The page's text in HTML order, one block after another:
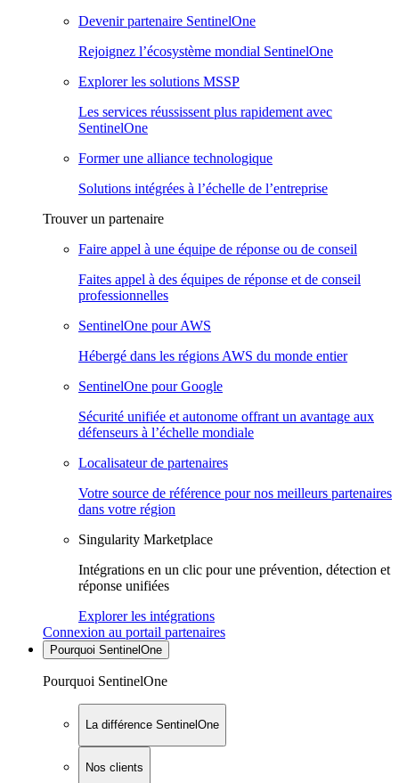
Devenir partenaire SentinelOne
Rejoignez l’écosystème mondial SentinelOne
Explorer les solutions MSSP
Les services réussissent plus rapidement avec
SentinelOne
Former une alliance technologique
Solutions intégrées à l’échelle de l’entreprise
Trouver un partenaire
Faire appel à une équipe de réponse ou de conseil
Faites appel à des équipes de réponse et de conseil
professionnelles
SentinelOne pour AWS
Hébergé dans les régions AWS du monde entier
SentinelOne pour Google
Sécurité unifiée et autonome offrant un avantage aux
défenseurs à l’échelle mondiale
Localisateur de partenaires
Votre source de référence pour nos meilleurs partenaires
dans votre région
Singularity Marketplace
Intégrations en un clic pour une prévention, détection et
réponse unifiées
Explorer les intégrations
Connexion au portail partenaires
Pourquoi SentinelOne
Pourquoi SentinelOne
La différence SentinelOne
Nos clients